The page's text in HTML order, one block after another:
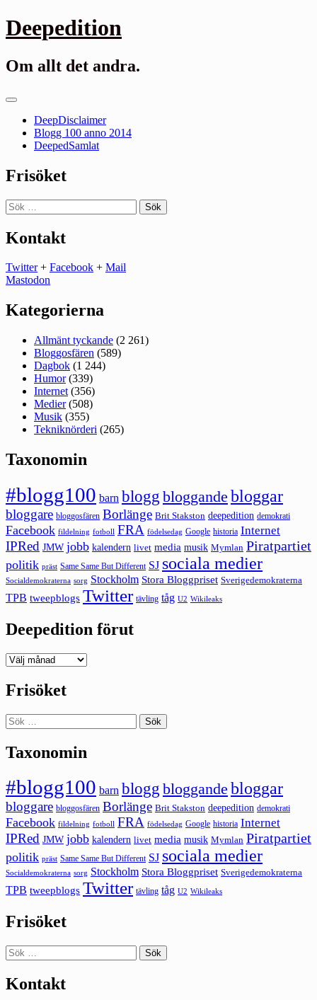
Gå
till
Deepedition
Om allt det andra.
Primär
DeepDisclaimer
Blogg 100 anno 2014
DeepedSamlat
Frisöket
Sök
efter:
Kontakt
Twitter+ Facebook + Mail
Mastodon
Kategorierna
Allmänt tyckande (2 261)
Bloggosfären (589)
Dagbok (1 244)
Humor(339)
Internet (356)
Medier(508)
Musik (355)
Tekniknörderi (265)
Taxonomin
#blogg100 barn blogg bloggande bloggar
bloggare bloggosfären Borlänge Brit Stakston deepedition demokrati
Facebook fildelning fotboll FRA födelsedag Google historia Internet
IPRed JMW jobb kalendern livet media musik Mymlan Piratpartiet
politik präst Same Same But Different SJ sociala medier
Socialdemokraterna sorg Stockholm Stora Bloggpriset Sverigedemokraterna
TPB tweepblogs Twitter tävling tåg U2 Wikileaks
Deepedition förut
Deepedition
Frisöket
Sök
efter:
Taxonomin
#blogg100 barn blogg bloggande bloggar
bloggare bloggosfären Borlänge Brit Stakston deepedition demokrati
Facebook fildelning fotboll FRA födelsedag Google historia Internet
IPRed JMW jobb kalendern livet media musik Mymlan Piratpartiet
politik präst Same Same But Different SJ sociala medier
Socialdemokraterna sorg Stockholm Stora Bloggpriset Sverigedemokraterna
TPB tweepblogs Twitter tävling tåg U2 Wikileaks
Frisöket
Sök
efter:
Kontakt